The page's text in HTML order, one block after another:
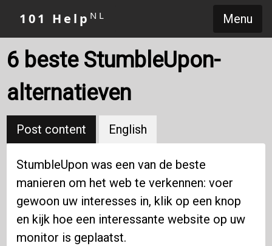
Menu
101 Help NL
6 beste StumbleUpon-
alternatieven
Post content English
StumbleUpon was een van de beste
manieren om het web te verkennen: voer
gewoon uw interesses in, klik op een knop
en kijk hoe een interessante website op uw
monitor is geplaatst.